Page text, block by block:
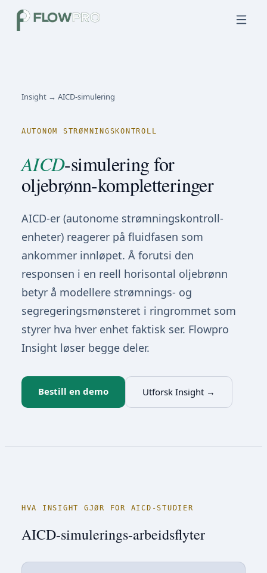
Insight → AICD-simulering
AUTONOM STRØMNINGSKONTROLL
AICD-simulering for
oljebrønn-kompletteringer
AICD-er (autonome strømningskontroll-
enheter) reagerer på fluidfasen som
ankommer innløpet. Å forutsi den
responsen i en reell horisontal oljebrønn
betyr å modellere strømnings- og
segregeringsmønsteret i ringrommet som
styrer hva hver enhet faktisk ser. Flowpro
Insight løser begge deler.
Bestill en demo Utforsk Insight →
HVA INSIGHT GJØR FOR AICD-STUDIER
AICD-simulerings-arbeidsflyter